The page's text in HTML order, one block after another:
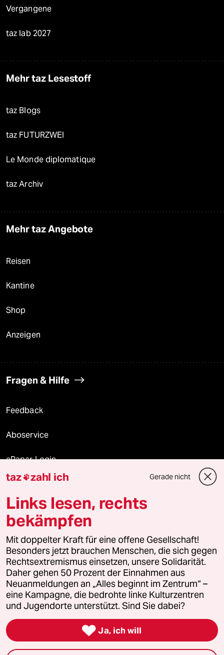
Vergangene
taz lab 2027
Mehr taz Lesestoff
taz Blogs
taz FUTURZWEI
Le Monde diplomatique
taz Archiv
Mehr taz Angebote
Reisen
Kantine
Shop
Anzeigen
Fragen & Hilfe
Feedback
Aboservice
ePaper Login
Downloads für Abonnierende
© 2026 taz Verlags und Vertriebs GmbH
Alle Rechte vorbehalten. Bei rechtlichen Fragen oder für Genehmigungen
wenden Sie sich bitte an
lizenzen@taz.de
Feedback Redaktionsstatut Kommune-Richtlinien
Leitlinie Informant Datenschutz Impressum AGB
Seitenwende Einwilligungen widerrufen (Ads)
taz zahl ich Gerade nicht
Links lesen, rechts
bekämpfen
Mit doppelter Kraft für eine offene Gesellschaft!
Besonders jetzt brauchen Menschen, die sich gegen
Rechtsextremismus einsetzen, unsere Solidarität.
Daher gehen 50 Prozent der Einnahmen aus
Neuanmeldungen an „Alles beginnt im Zentrum“ –
eine Kampagne, die bedrohte linke Kulturzentren
und Jugendorte unterstützt. Sind Sie dabei?
 Ja, ich will